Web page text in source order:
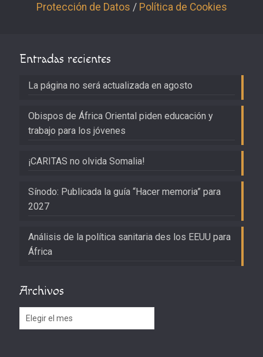
Protección de Datos / Política de Cookies
Entradas recientes
La página no será actualizada en agosto
Obispos de África Oriental piden educación y
trabajo para los jóvenes
¡CARITAS no olvida Somalia!
Sínodo: Publicada la guía “Hacer memoria” para
2027
Análisis de la política sanitaria des los EEUU para
África
Archivos
Archivos